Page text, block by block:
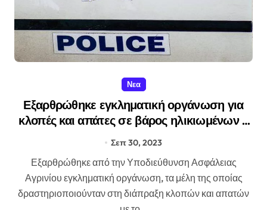
Νεα
Εξαρθρώθηκε εγκληματική οργάνωση για
κλοπές και απάτες σε βάρος ηλικιωμένων –
Σεπ 30, 2023
Εξαρθρώθηκε από την Υποδιεύθυνση Ασφάλειας
Αγρινίου εγκληματική οργάνωση, τα μέλη της οποίας
δραστηριοποιούνταν στη διάπραξη κλοπών και απατών